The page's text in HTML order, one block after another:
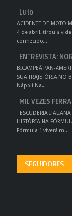
Luto
ACIDENTE DE
4 de abril, tirou a
conhecido...
ENTREVISTA:
BICAMPEÃ PAN-
SUA TRAJETÓRIA NO
Nápoli Na...
MIL VEZES
ESCUDERIA
HISTÓRIA NA
Fórmula 1 viverá m...
SEGUIDORES